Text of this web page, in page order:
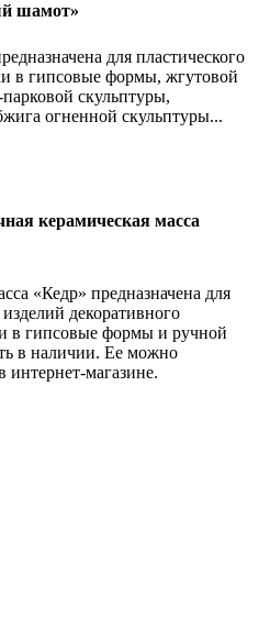
шамот»
для пластического
в гипсовые формы, жгутовой
скульптуры,
огненной скульптуры...
керамическая масса
«Кедр» предназначена для
декоративного
в гипсовые формы и ручной
в наличии. Ее можно
интернет-магазине.